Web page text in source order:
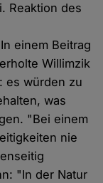
Reaktion des
einem Beitrag
Willimzik
es würden zu
was
"Bei einem
nie
"In der Natur